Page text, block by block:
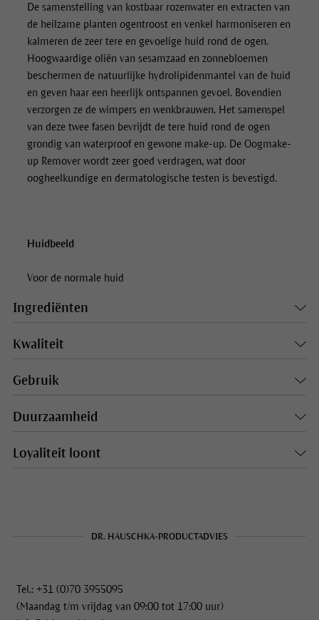
De samenstelling van kostbaar rozenwater en extracten van
de heilzame planten ogentroost en venkel harmoniseren en
kalmeren de zeer tere en gevoelige huid rond de ogen.
Hoogwaardige oliën van sesamzaad en zonnebloemen
beschermen de natuurlijke hydrolipidenmantel van de huid
en geven haar een heerlijk ontspannen gevoel. Bovendien
verzorgen ze de wimpers en wenkbrauwen. Het samenspel
van deze twee fasen bevrijdt de tere huid rond de ogen
grondig van waterproof en gewone make-up. De Oogmake-
up Removerwordt zeer goed verdragen, wat door
oogheelkundige en dermatologische testen is bevestigd.
Huidbeeld
Voor de normale huid
Ingrediënten
Kwaliteit
Gebruik
Duurzaamheid
Loyaliteit loont
DR. HAUSCHKA-PRODUCTADVIES
Tel.: +31 (0)70 3955095
(Maandag t/m vrijdag van 09:00 tot 17:00 uur)